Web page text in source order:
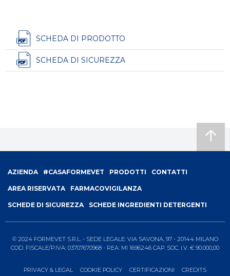
SCHEDA DI PRODOTTO
SCHEDA DI SICUREZZA
Footer
menu
AZIENDA #CASAFORMEVET PRODOTTI CONTATTI
AREA RISERVATA FARMACOVIGILANZA
SCHEDE DI SICUREZZA SCHEDE INGREDIENTI DETERGENTI
© 2024 FORMEVET S.R.L. - SEDE LEGALE: VIA SAVONA, 97 - 20144 MILANO
COD. FISCALE/P.IVA: 03707670968 - REA: MI 1696246 CAP. SOC. I.V. € 90.000,00
PRIVACY & LEGAL COOKIE POLICY CERTIFICAZIONI CREDITS